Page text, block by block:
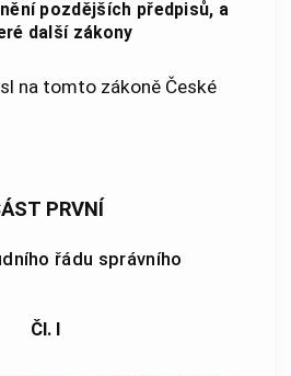
pozdějších předpisů, a
další zákony
na tomto zákoně České
PRVNÍ
řádu správního
Čl. I